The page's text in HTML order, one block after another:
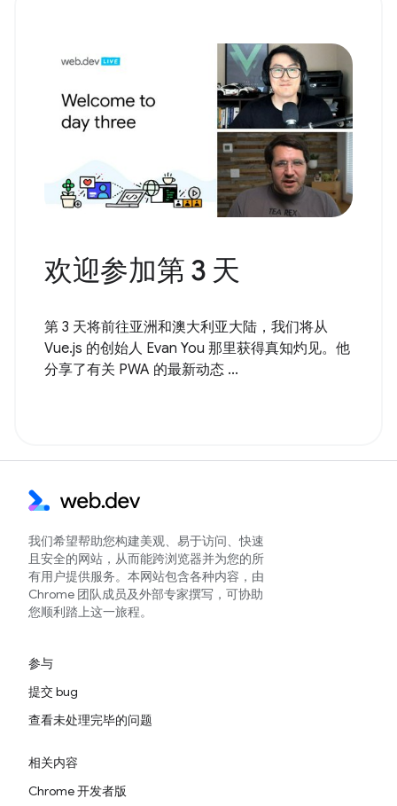
欢迎参加第 3 天
第 3 天将前往亚洲和澳大利亚大陆，我们将从
Vue.js 的创始人 Evan You 那里获得真知灼见。他
分享了有关 PWA 的最新动态 ...
我们希望帮助您构建美观、易于访问、快速
且安全的网站，从而能跨浏览器并为您的所
有用户提供服务。本网站包含各种内容，由
Chrome 团队成员及外部专家撰写，可协助
您顺利踏上这一旅程。
参与
提交 bug
查看未处理完毕的问题
相关内容
Chrome 开发者版